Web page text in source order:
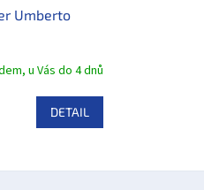
Umberto
u Vás do 4 dnů
DETAIL